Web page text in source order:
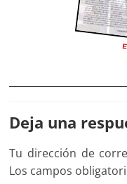
Deja una
Tu dirección de
Los campos